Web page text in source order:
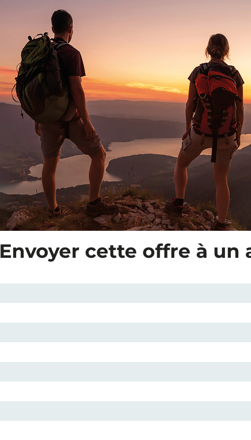
Envoyer cette offre à un